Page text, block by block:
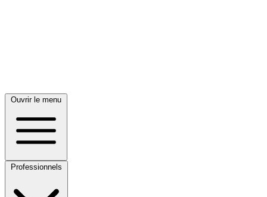
Ouvrir le menu
Professionnels